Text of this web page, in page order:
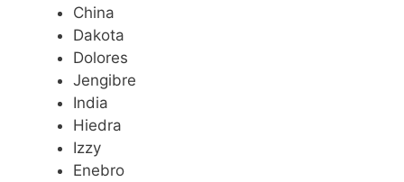
China
Dakota
Dolores
Jengibre
India
Hiedra
Izzy
Enebro